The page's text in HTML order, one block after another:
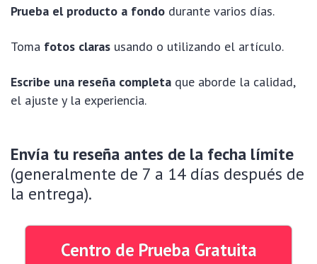
Prueba el producto a fondo durante varios días.
Toma fotos claras usando o utilizando el artículo.
Escribe una reseña completa que aborde la calidad,
el ajuste y la experiencia.
Envía tu reseña antes de la fecha límite
(generalmente de 7 a 14 días después de
la entrega).
Centro de Prueba Gratuita